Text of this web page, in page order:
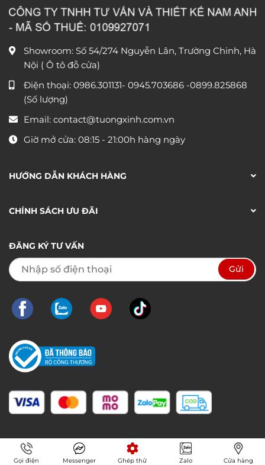
Showroom: Số 54/274 Nguyễn Lân, Trường Chinh, Hà
Nội ( Ô tô đỗ cửa)
Điện thoại: 0986.301131- 0945.703686 -0899.825868
(Số lượng)
Email: contact@tuongxinh.com.vn
Giờ mở cửa: 08:15 - 21:00h hàng ngày
HƯỚNG DẪN KHÁCH HÀNG
CHÍNH SÁCH ƯU ĐÃI
ĐĂNG KÝ TƯ VẤN
Gọi điện Messenger Ghép thử Zalo Cửa hàng